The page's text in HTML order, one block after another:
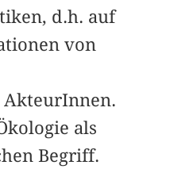
d.h. auf
von
als
Begriff.